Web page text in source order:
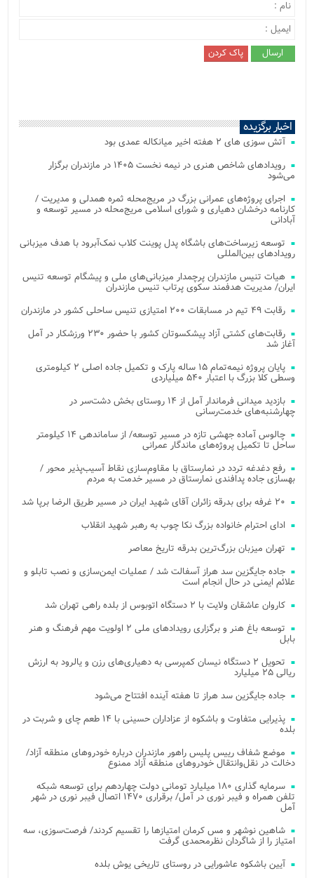
اخبار برگزیده
آتش‌ سوزی‌ های ۲ هفته اخیر میانکاله عمدی بود
رویدادهای شاخص هنری در نیمه نخست ۱۴۰۵ در مازندران برگزار
می‌شود
اجرای پروژه‌های عمرانی بزرگ در مریج‌محله ثمره همدلی و مدیریت /
کارنامه درخشان دهیاری و شورای اسلامی مریج‌محله در مسیر توسعه و
آبادانی
توسعه زیرساخت‌های باشگاه پدل پوینت کلاب نمک‌آبرود با هدف میزبانی
رویدادهای بین‌المللی
هیات تنیس مازندران پرچمدار میزبانی‌های ملی و پیشگام توسعه تنیس
ایران/ مدیریت هدفمند سکوی پرتاب تنیس مازندران
رقابت ۴۹ تیم در مسابقات ۲۰۰ امتیازی تنیس ساحلی کشور در مازندران
رقابت‌های کشتی آزاد پیشکسوتان کشور با حضور ۲۳۰ ورزشکار در آمل
آغاز شد
پایان پروژه نیمه‌تمام ۱۵ ساله پارک و تکمیل جاده اصلی ۲ کیلومتری
وسطی کلا بزرگ با اعتبار ۵۴۰ میلیاردی
بازدید میدانی فرماندار آمل از ۱۴ روستای بخش دشت‌سر در
چهارشنبه‌های خدمت‌رسانی
چالوس آماده جهشی تازه در مسیر توسعه/ از ساماندهی ۱۴ کیلومتر
ساحل تا تکمیل پروژه‌های ماندگار عمرانی
رفع دغدغه تردد در نمارستاق با مقاوم‌سازی نقاط آسیب‌پذیر محور /
بهسازی جاده پدافندی نمارستاق در مسیر خدمت به مردم
۲۰ غرفه برای بدرقه زائران آقای شهید ایران در مسیر طریق الرضا برپا شد
ادای احترام خانواده بزرگ نکا چوب به رهبر شهید انقلاب
تهران میزبان بزرگ‌ترین بدرقه تاریخ معاصر
جاده جایگزین سد هراز آسفالت شد / عملیات ایمن‌سازی و نصب تابلو و
علائم ایمنی در حال انجام است
کاروان عاشقان ولایت با ۲ دستگاه اتوبوس از بلده راهی تهران شد
توسعه باغ هنر و برگزاری رویدادهای ملی ۲ اولویت مهم فرهنگ و هنر
بابل
تحویل ۲ دستگاه نیسان کمپرسی به دهیاری‌های رزن و یالرود به ارزش
ریالی ۲۵ میلیارد
جاده جایگزین سد هراز تا هفته آینده افتتاح می‌شود
پذیرایی متفاوت و باشکوه از عزاداران حسینی با ۱۴ طعم چای و شربت در
بلده
موضع شفاف رییس پلیس راهور مازندران درباره خودروهای منطقه آزاد/
دخالت در نقل‌وانتقال خودروهای منطقه آزاد ممنوع
سرمایه گذاری ۱۸۰ میلیارد تومانی دولت چهاردهم برای توسعه شبکه
تلفن همراه و فیبر نوری در آمل/ برقراری ۱۴۷۰ اتصال فیبر نوری در شهر
آمل
شاهین نوشهر و مس کرمان امتیازها را تقسیم کردند/ فرصت‌سوزی، سه
امتیاز را از شاگردان نظرمحمدی گرفت
آیین باشکوه عاشورایی در روستای تاریخی یوش بلده